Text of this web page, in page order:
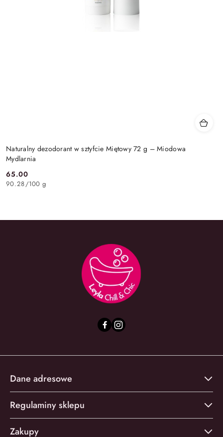
Naturalny dezodorant w sztyfcie Miętowy 72 g – Miodowa
Mydlarnia
Cena:
65.00
90.28/100 g
Dane adresowe
Regulaminy sklepu
Zakupy